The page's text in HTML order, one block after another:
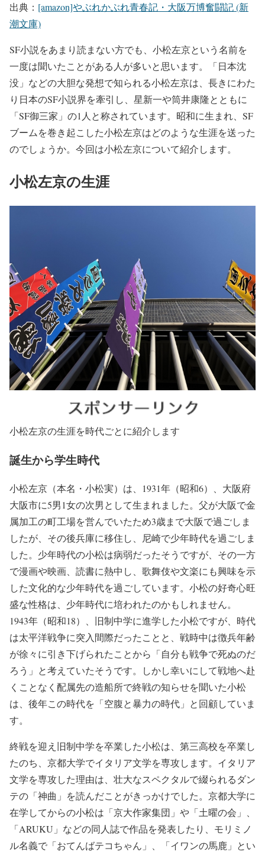
出典： [amazon]やぶれかぶれ青春記・大阪万博奮闘記 (新
潮文庫)
SF小説をあまり読まない方でも、小松左京という名前を
一度は聞いたことがある人が多いと思います。「日本沈
没」などの大胆な発想で知られる小松左京は、長きにわた
り日本のSF小説界を牽引し、星新一や筒井康隆とともに
「SF御三家」の1人と称されています。昭和に生まれ、SF
ブームを巻き起こした小松左京はどのような生涯を送った
のでしょうか。今回は小松左京について紹介します。
小松左京の生涯
小松左京の生涯を時代ごとに紹介します
誕生から学生時代
小松左京（本名・小松実）は、1931年（昭和6）、大阪府
大阪市に5男1女の次男として生まれました。父が大阪で金
属加工の町工場を営んでいたため3歳まで大阪で過ごしま
したが、その後兵庫に移住し、尼崎で少年時代を過ごしま
した。少年時代の小松は病弱だったそうですが、その一方
で漫画や映画、読書に熱中し、歌舞伎や文楽にも興味を示
した文化的な少年時代を過ごしています。小松の好奇心旺
盛な性格は、少年時代に培われたのかもしれません。
1943年（昭和18）、旧制中学に進学した小松ですが、時代
は太平洋戦争に突入間際だったことと、戦時中は徴兵年齢
が徐々に引き下げられたことから「自分も戦争で死ぬのだ
ろう」と考えていたそうです。しかし幸いにして戦地へ赴
くことなく配属先の造船所で終戦の知らせを聞いた小松
は、後年この時代を「空腹と暴力の時代」と回顧していま
す。
終戦を迎え旧制中学を卒業した小松は、第三高校を卒業し
たのち、京都大学でイタリア文学を専攻します。イタリア
文学を専攻した理由は、壮大なスペクタルで綴られるダン
テの「神曲」を読んだことがきっかけでした。京都大学に
在学してからの小松は「京大作家集団」や「土曜の会」、
「ARUKU」などの同人誌で作品を発表したり、モリミノ
ル名義で「おてんばテコちゃん」、「イワンの馬鹿」とい